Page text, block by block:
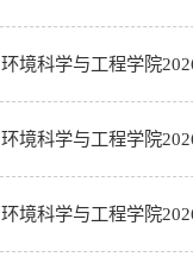
环境科学与工程学院
环境科学与工程学院
环境科学与工程学院